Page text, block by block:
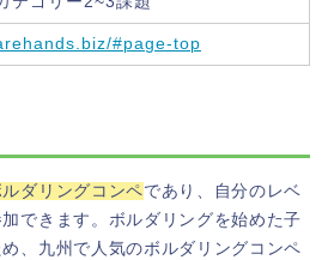
#page-top
ダリングコンペであり、自分のレベ
できます。ボルダリングを始めた子
、九州で人気のボルダリングコンペ